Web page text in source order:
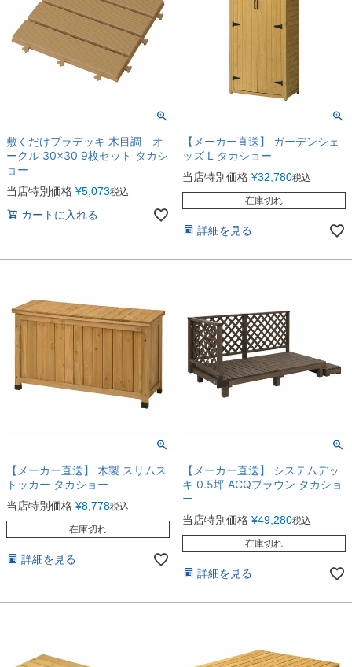
敷くだけプラデッキ 木目調 オ
ークル 30×30 9枚セット タカシ
ョー
当店特別価格 ¥5,073税込
カートに入れる
【メーカー直送】 ガーデンシェ
ッズ L タカショー
当店特別価格 ¥32,780税込
在庫切れ
詳細を見る
【メーカー直送】 木製 スリムス
トッカー タカショー
当店特別価格 ¥8,778税込
在庫切れ
詳細を見る
【メーカー直送】 システムデッ
キ 0.5坪 ACQブラウン タカショ
ー
当店特別価格 ¥49,280税込
在庫切れ
詳細を見る